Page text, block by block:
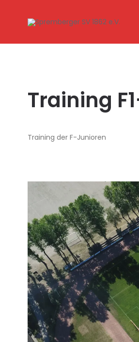
Training
Training der F-Junioren